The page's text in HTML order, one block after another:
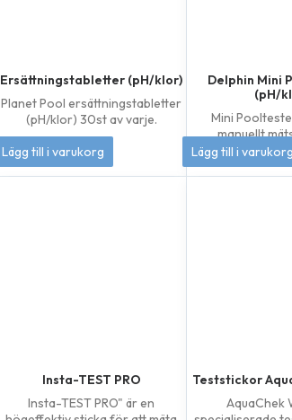
Ersättningstabletter (pH/klor)
Planet Pool ersättningstabletter
(pH/klor) 30st av varje.
144kr
Lägg till i varukorg
Delphin Mini
(pH/
Mini
manuellt
kontrollera
133kr
Lägg till i varukorg
Insta-TEST PRO
Insta-TEST PRO" är en
Teststickor
AquaChek